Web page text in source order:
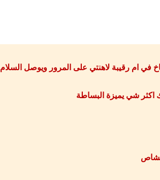
ام رقيبة لاهنتي على المرور ويوصل السلام
اكثر شي يميزة البساطة